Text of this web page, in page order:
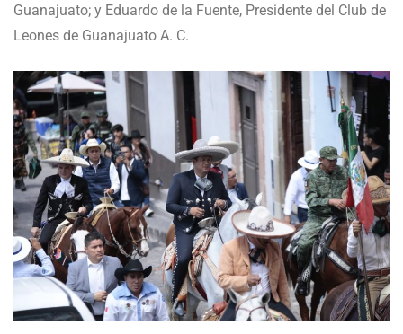
Guanajuato; y Eduardo de la Fuente, Presidente del Club de
Leones de Guanajuato A. C.